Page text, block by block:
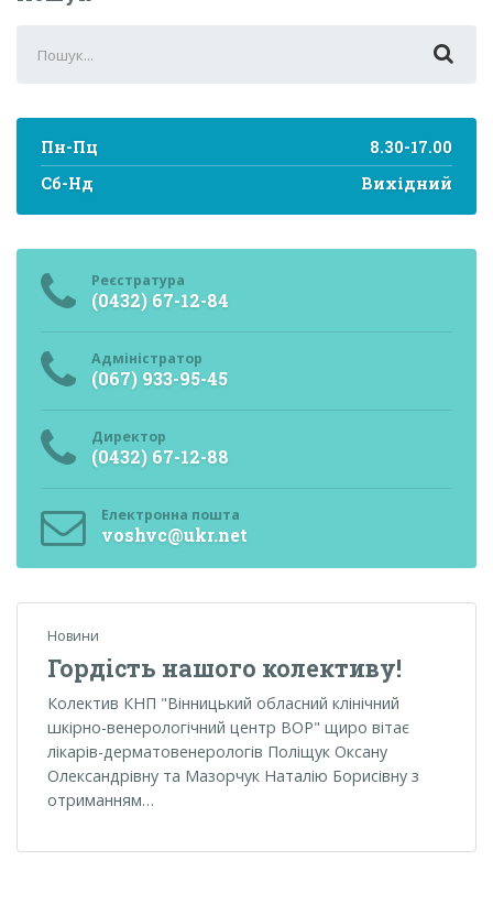
for:
Пн-Пц
8.30-17.00
Сб-Нд
Вихідний
Реєстратура
(0432) 67-12-84
Адміністратор
(067) 933-95-45
Директор
(0432) 67-12-88
Електронна пошта
voshvc@ukr.net
Новини
Гордість нашого колективу!
Колектив КНП "Вінницький обласний клінічний
шкірно-венерологічний центр ВОР" щиро вітає
лікарів-дерматовенерологів Поліщук Оксану
Олександрівну та Мазорчук Наталію Борисівну з
отриманням…